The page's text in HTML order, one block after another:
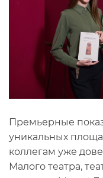
Премьерные
уникальных
коллегам уже
Малого театра,